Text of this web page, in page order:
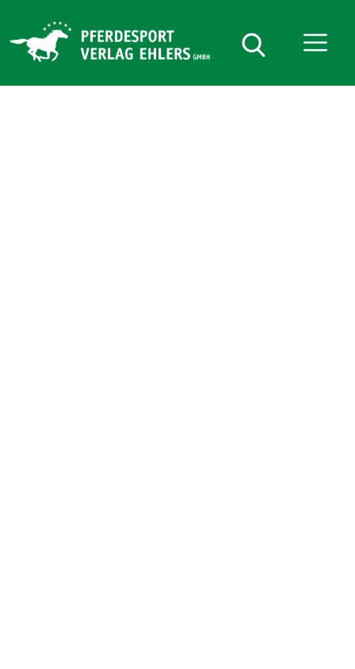
Pferdesport
Verlag
Ehlers